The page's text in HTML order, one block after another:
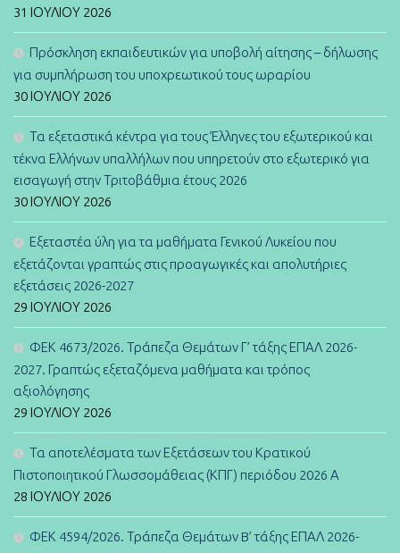
31 ΙΟΥΛΊΟΥ 2026
Πρόσκληση εκπαιδευτικών για υποβολή αίτησης – δήλωσης
για συμπλήρωση του υποχρεωτικού τους ωραρίου
30 ΙΟΥΛΊΟΥ 2026
Τα εξεταστικά κέντρα για τους Έλληνες του εξωτερικού και
τέκνα Ελλήνων υπαλλήλων που υπηρετούν στο εξωτερικό για
εισαγωγή στην Τριτοβάθμια έτους 2026
30 ΙΟΥΛΊΟΥ 2026
Εξεταστέα ύλη για τα μαθήματα Γενικού Λυκείου που
εξετάζονται γραπτώς στις προαγωγικές και απολυτήριες
εξετάσεις 2026-2027
29 ΙΟΥΛΊΟΥ 2026
ΦΕΚ 4673/2026. Τράπεζα Θεμάτων Γ’ τάξης ΕΠΑΛ 2026-
2027. Γραπτώς εξεταζόμενα μαθήματα και τρόπος
αξιολόγησης
29 ΙΟΥΛΊΟΥ 2026
Τα αποτελέσματα των Εξετάσεων του Κρατικού
Πιστοποιητικού Γλωσσομάθειας (ΚΠΓ) περιόδου 2026 Α
28 ΙΟΥΛΊΟΥ 2026
ΦΕΚ 4594/2026. Τράπεζα Θεμάτων B’ τάξης ΕΠΑΛ 2026-